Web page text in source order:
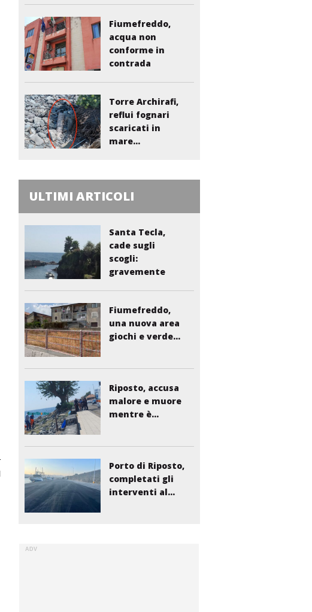
Fiumefreddo,
acqua non
conforme in
contrada
Torre Archirafi,
reflui fognari
scaricati in
mare...
ULTIMI ARTICOLI
Santa Tecla,
cade sugli
scogli:
gravemente
Fiumefreddo,
una nuova area
giochi e verde...
Riposto, accusa
malore e muore
mentre è...
Porto di Riposto,
completati gli
interventi al...